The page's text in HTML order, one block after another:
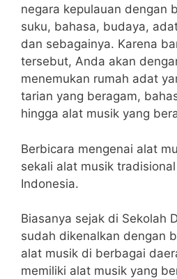
negara kepulauan dengan
suku, bahasa, budaya,
dan sebagainya. Karena
tersebut, Anda akan
menemukan rumah adat
tarian yang beragam,
hingga alat musik yang
Berbicara mengenai alat
sekali alat musik
Indonesia.
Biasanya sejak di Sekolah
sudah dikenalkan dengan
alat musik di berbagai
memiliki alat musik yang